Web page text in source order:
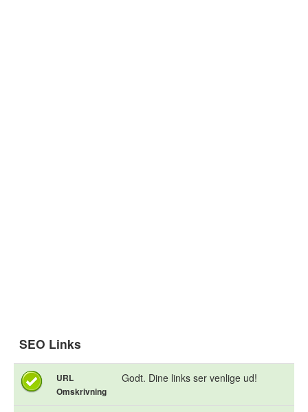
SEO Links
URL
Omskrivning
Godt. Dine links ser venlige ud!